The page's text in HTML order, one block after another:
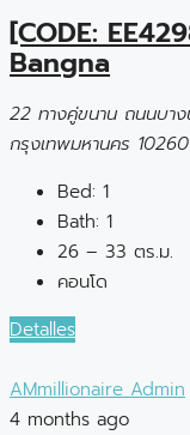
[CODE:
Bangna
22 ทางคู่ขนาน ถนนบาง
กรุงเทพมหานคร 10260
Bed: 1
Bath: 1
26 – 33 ตร.ม.
คอนโด
Detalles
AMmillionaire Admin
4 months ago